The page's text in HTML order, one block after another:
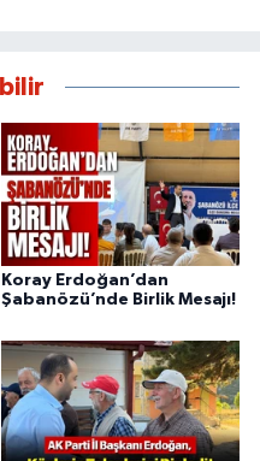
Koray Erdoğan’dan
Şabanözü’nde Birlik Mesajı!